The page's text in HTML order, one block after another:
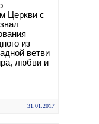
Церкви с
из
ветви
любви и
31.01.2017